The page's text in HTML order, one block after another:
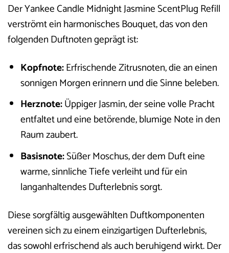
Der Yankee Candle Midnight Jasmine ScentPlug Refill
verströmt ein harmonisches Bouquet, das von den
folgenden Duftnoten geprägt ist:
Kopfnote:Erfrischende Zitrusnoten, die an einen
sonnigen Morgen erinnern und die Sinne beleben.
Herznote:Üppiger Jasmin, der seine volle Pracht
entfaltet und eine betörende, blumige Note in den
Raum zaubert.
Basisnote:Süßer Moschus, der dem Duft eine
warme, sinnliche Tiefe verleiht und für ein
langanhaltendes Dufterlebnis sorgt.
Diese sorgfältig ausgewählten Duftkomponenten
vereinen sich zu einem einzigartigen Dufterlebnis,
das sowohl erfrischend als auch beruhigend wirkt. Der